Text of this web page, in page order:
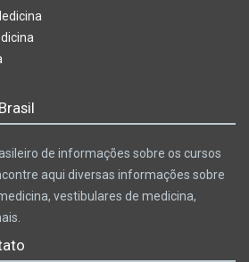
de informações sobre os cursos
aqui diversas informações sobre
vestibulares de medicina,